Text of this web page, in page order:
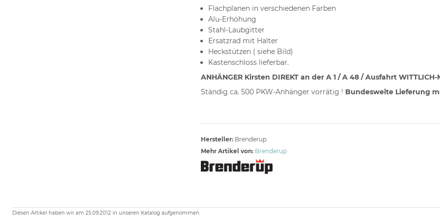
Flachplanen in verschiedenen Farben
Alu-Erhöhung
Stahl-Laubgitter
Ersatzrad mit Halter
Heckstützen ( siehe Bild)
Kastenschloss lieferbar.
ANHÄNGER Kirsten DIREKT an der A 1 / A 48 / Ausfahrt WITTLICH-
Ständig ca. 500 PKW-Anhänger vorrätig ! Bundesweite Lieferung
Hersteller: Brenderup
Mehr Artikel von: Brenderup
Diesen Artikel haben wir am 25.09.2012 in unseren Katalog aufgenommen.